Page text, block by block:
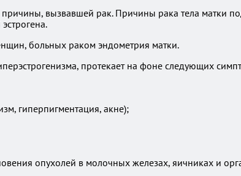
вызвавшей рак. Причины рака тела матки
больных раком эндометрия матки.
протекает на фоне следующих
гиперпигментация, акне);
опухолей в молочных железах, яичниках и